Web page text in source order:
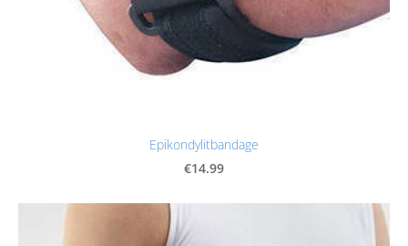
Epikondylitbandage
€14.99